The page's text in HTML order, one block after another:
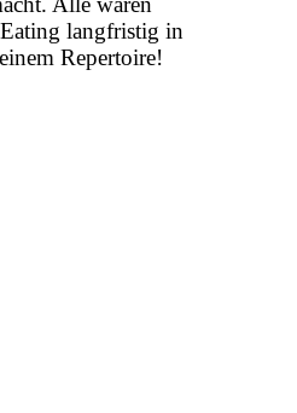
langfristig in
Repertoire!